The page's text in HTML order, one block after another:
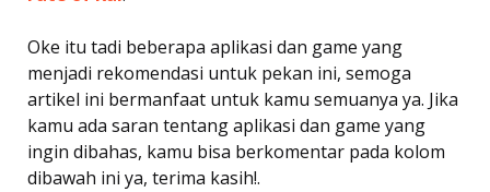
Oke itu tadi beberapa aplikasi dan game yang
menjadi rekomendasi untuk pekan ini, semoga
artikel ini bermanfaat untuk kamu semuanya ya. Jika
kamu ada saran tentang aplikasi dan game yang
ingin dibahas, kamu bisa berkomentar pada kolom
dibawah ini ya, terima kasih!.